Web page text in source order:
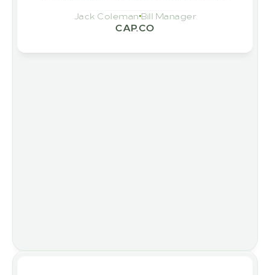
Jack Coleman Bill Manager
CAP.CO